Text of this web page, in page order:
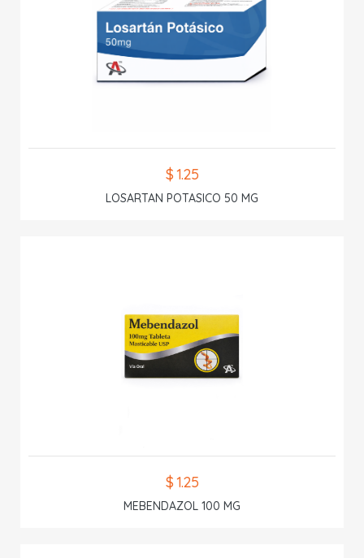
$ 1.25
LOSARTAN POTASICO 50 MG
$ 1.25
MEBENDAZOL 100 MG